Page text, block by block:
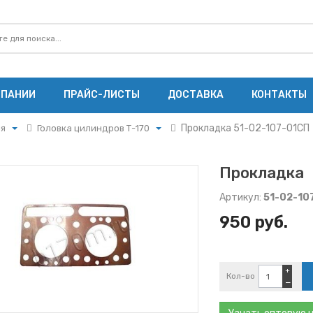
ПРАЙС-ЛИСТЫ ДОСТАВКА КОНТАКТЫ
Головка цилиндров Т-170
Прокладка 51-02-107-01СП
Прокладка
Артикул: 51-02-
950 руб.
Кол-во
−
+